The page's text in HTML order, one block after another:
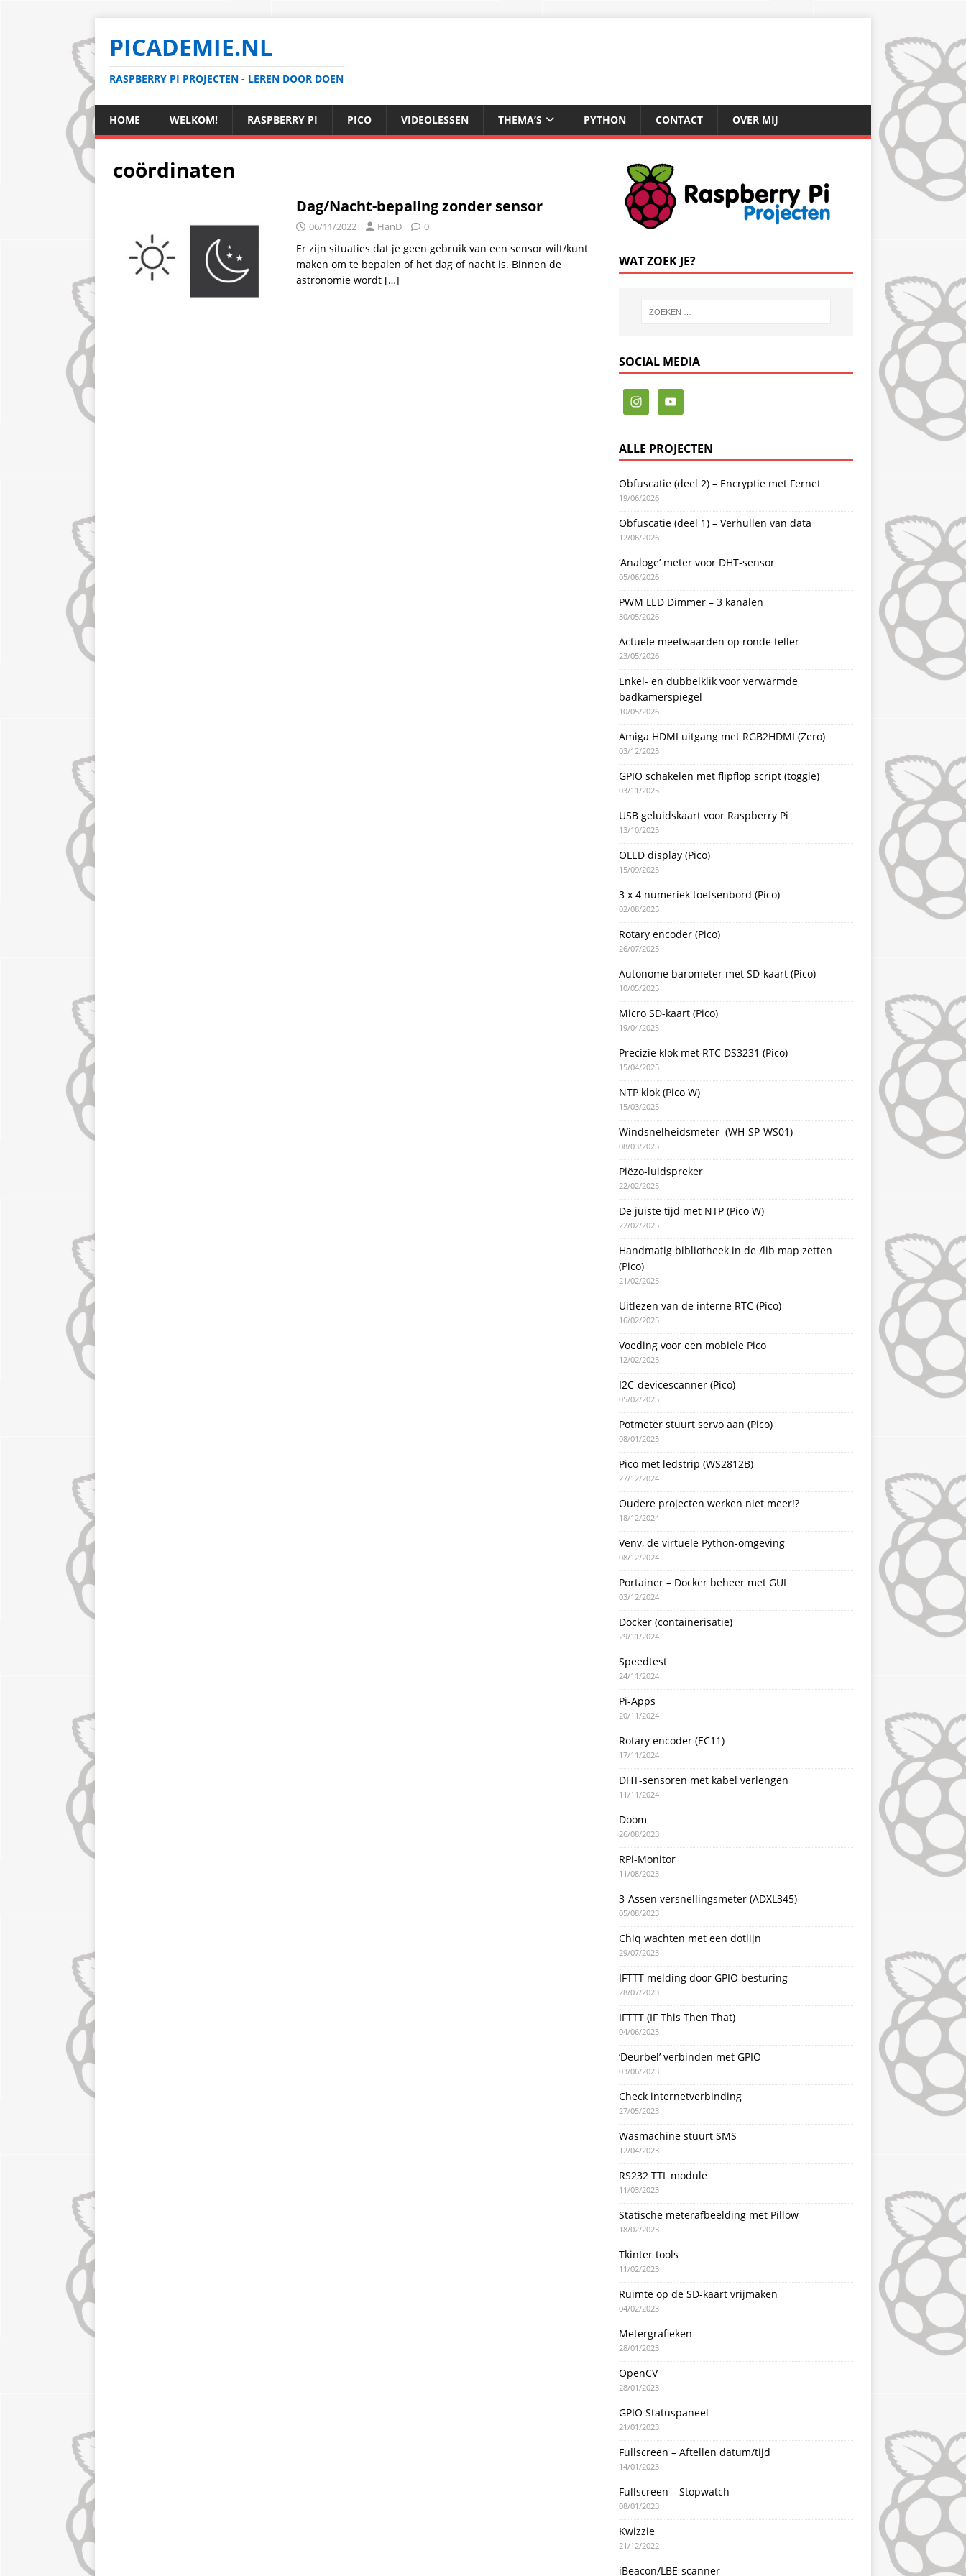
PICADEMIE.NL
RASPBERRY PI PROJECTEN - LEREN DOOR DOEN
HOME WELKOM! RASPBERRY PI PICO VIDEOLESSEN THEMA’S PYTHON CONTACT OVER MIJ
coördinaten
Dag/Nacht-bepaling zonder sensor
06/11/2022 HanD 0
Er zijn situaties dat je geen gebruik van een sensor wilt/kunt
maken om te bepalen of het dag of nacht is. Binnen de
astronomie wordt […]
WAT ZOEK JE?
SOCIAL MEDIA
ALLE PROJECTEN
Obfuscatie (deel 2) – Encryptie met Fernet
19/06/2026
Obfuscatie (deel 1) – Verhullen van data
12/06/2026
‘Analoge’ meter voor DHT-sensor
05/06/2026
PWM LED Dimmer – 3 kanalen
30/05/2026
Actuele meetwaarden op ronde teller
23/05/2026
Enkel- en dubbelklik voor verwarmde
badkamerspiegel
10/05/2026
Amiga HDMI uitgang met RGB2HDMI (Zero)
03/12/2025
GPIO schakelen met flipflop script (toggle)
03/11/2025
USB geluidskaart voor Raspberry Pi
13/10/2025
OLED display (Pico)
15/09/2025
3 x 4 numeriek toetsenbord (Pico)
02/08/2025
Rotary encoder (Pico)
26/07/2025
Autonome barometer met SD-kaart (Pico)
10/05/2025
Micro SD-kaart (Pico)
19/04/2025
Precizie klok met RTC DS3231 (Pico)
15/04/2025
NTP klok (Pico W)
15/03/2025
Windsnelheidsmeter (WH-SP-WS01)
08/03/2025
Piëzo-luidspreker
22/02/2025
De juiste tijd met NTP (Pico W)
22/02/2025
Handmatig bibliotheek in de /lib map zetten
(Pico)
21/02/2025
Uitlezen van de interne RTC (Pico)
16/02/2025
Voeding voor een mobiele Pico
12/02/2025
I2C-devicescanner (Pico)
05/02/2025
Potmeter stuurt servo aan (Pico)
08/01/2025
Pico met ledstrip (WS2812B)
27/12/2024
Oudere projecten werken niet meer!?
18/12/2024
Venv, de virtuele Python-omgeving
08/12/2024
Portainer – Docker beheer met GUI
03/12/2024
Docker (containerisatie)
29/11/2024
Speedtest
24/11/2024
Pi-Apps
20/11/2024
Rotary encoder (EC11)
17/11/2024
DHT-sensoren met kabel verlengen
11/11/2024
Doom
26/08/2023
RPi-Monitor
11/08/2023
3-Assen versnellingsmeter (ADXL345)
05/08/2023
Chiq wachten met een dotlijn
29/07/2023
IFTTT melding door GPIO besturing
28/07/2023
IFTTT (IF This Then That)
04/06/2023
‘Deurbel’ verbinden met GPIO
03/06/2023
Check internetverbinding
27/05/2023
Wasmachine stuurt SMS
12/04/2023
RS232 TTL module
11/03/2023
Statische meterafbeelding met Pillow
18/02/2023
Tkinter tools
11/02/2023
Ruimte op de SD-kaart vrijmaken
04/02/2023
Metergrafieken
28/01/2023
OpenCV
28/01/2023
GPIO Statuspaneel
21/01/2023
Fullscreen – Aftellen datum/tijd
14/01/2023
Fullscreen – Stopwatch
08/01/2023
Kwizzie
21/12/2022
iBeacon/LBE-scanner